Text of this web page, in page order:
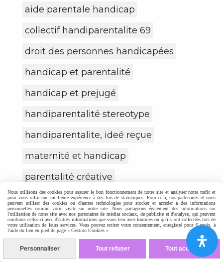
aide parentale handicap
collectif handiparentalite 69
droit des personnes handicapées
handicap et parentalité
handicap et prejugé
handiparentalité stereotype
handiparentalite, ideé reçue
maternité et handicap
parentalité créative
parentalité inclusive
soutien parentalité handicap
Facebook est désactivé. Autoriser
Nous utilisons des cookies pour assurer le bon fonctionnement de notre site et analyser notre trafic et
pour vous offrir une meilleure expérience à des fins de statistiques. Pour cela, nos partenaires et nous
peuvent utiliser des cookies ou d'autres technologies pour stocker et accéder à des informations
personnelles comme votre visite sur notre site. Nous partageons également des informations sur
l'utilisation de notre site avec nos partenaires de médias sociaux, de publicité et d'analyse, qui peuvent
combiner celles-ci avec d'autres informations que vous leur avez fournies ou qu'ils ont collectées lors de
votre utilisation de leurs services. Vous pouvez retirer votre consentement, enregistré pour 6 mois, à
l'aide du lien en pied de page « Gestion Cookies ».
Personnaliser Tout refuser Tout accepter